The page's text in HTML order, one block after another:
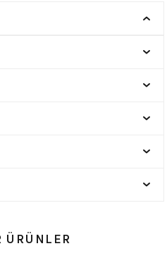
ÜRÜNLER